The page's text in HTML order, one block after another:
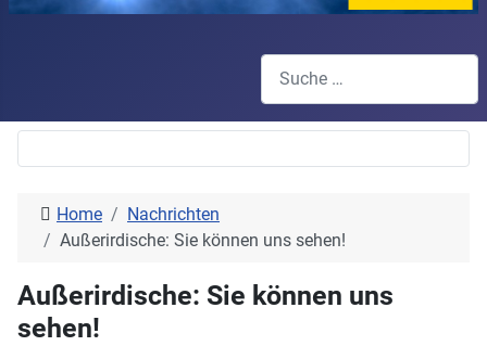
Home
Nachrichten
Außerirdische: Sie können uns sehen!
Außerirdische: Sie können uns
sehen!